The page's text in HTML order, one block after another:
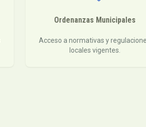
Ordenanzas Municipales
Acceso a normativas y
locales vigentes.